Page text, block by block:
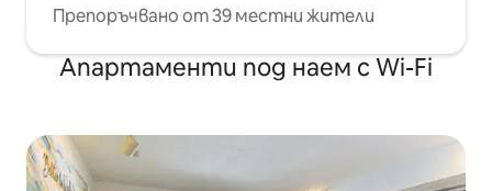
Препоръчвано от 39 местни жители
Апартаменти под наем с Wi-Fi